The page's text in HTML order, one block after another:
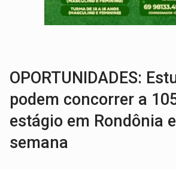
MATERIAL:Brasil tem grandes
OPORTUNIDADES:
podem concorrer a
estágio em Rondônia
semana